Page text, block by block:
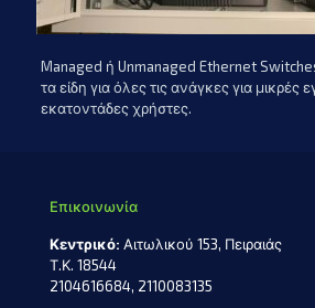
Managed ή Unmanaged Ethernet
τα είδη για όλες τις ανάγκες για μικρές
εκατοντάδες χρήστες.
Επικοινωνία
Κεντρικό: Αιτωλικού 153, Πειραιάς
Τ.Κ. 18544
2104616684, 2110083135